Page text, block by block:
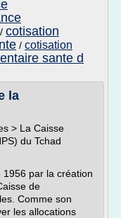
/ cotisation
/ cotisation
sante d
la
> La Caisse
du Tchad
par la création
de
Comme son
les allocations